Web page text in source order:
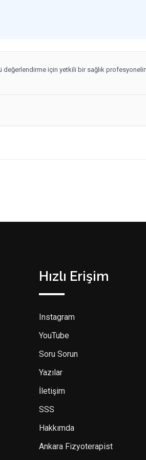
değerlendirme için yetkili bir sağlık
Hızlı Erişim
Instagram
YouTube
Soru Sorun
Yazılar
İletişim
SSS
Hakkımda
Ankara Fizyoterapist